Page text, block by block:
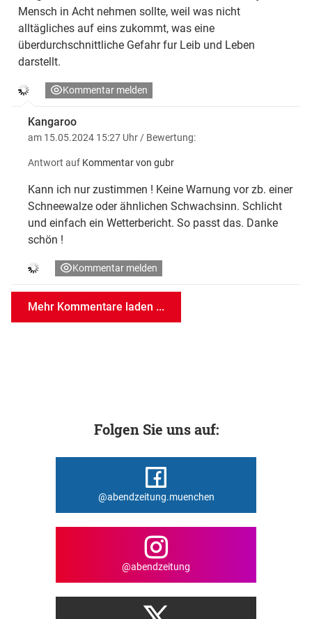
Mensch in Acht nehmen sollte, weil was nicht
alltägliches auf eins zukommt, was eine
überdurchschnittliche Gefahr fur Leib und Leben
darstellt.
Kommentar melden
Kangaroo
am 15.05.2024 15:27 Uhr / Bewertung:
Antwort auf Kommentar von gubr
Kann ich nur zustimmen ! Keine Warnung vor zb. einer
Schneewalze oder ähnlichen Schwachsinn. Schlicht
und einfach ein Wetterbericht. So passt das. Danke
schön !
Kommentar melden
Mehr Kommentare laden ...
Folgen Sie uns auf:
@abendzeitung.muenchen
@abendzeitung